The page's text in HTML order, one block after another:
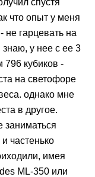
что опыт у меня
не гарцевать на
у нее с ее 3
кубиков -
на светофоре
однако мне
в другое.
заниматься
частенько
имея
ML-350 или